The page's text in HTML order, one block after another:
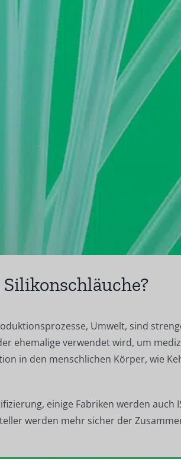
Umwelt, sind
ehemalige verwendet wird, um
in den menschlichen Körper, wie
einige Fabriken werden auch
werden mehr sicher der